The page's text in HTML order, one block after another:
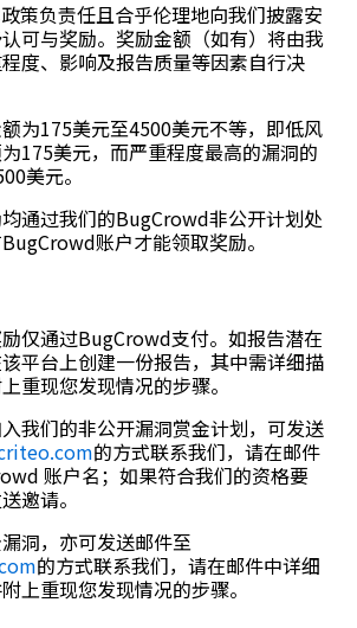
策负责任且合乎伦理地向我们披露安
可与奖励。奖励金额（如有）将由我
度、影响及报告质量等因素自行决
为175美元至4500美元不等，即低风
175美元，而严重程度最高的漏洞的
美元。
通过我们的BugCrowd非公开计划处
账户才能领取奖励。
仅通过BugCrowd支付。如报告潜在
平台上创建一份报告，其中需详细描
重现您发现情况的步骤。
我们的非公开漏洞赏金计划，可发送
的方式联系我们，请在邮件
账户名；如果符合我们的资格要
邀请。
洞，亦可发送邮件至
的方式联系我们，请在邮件中详细
上重现您发现情况的步骤。